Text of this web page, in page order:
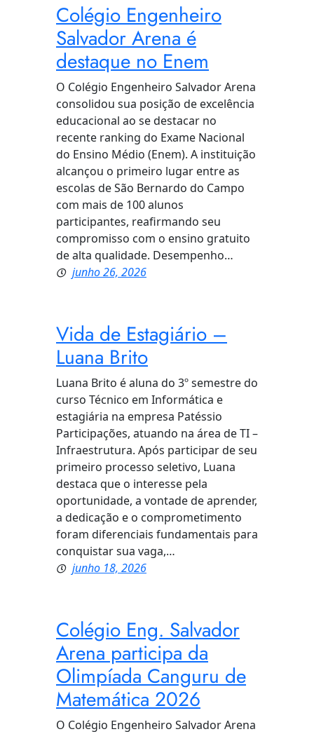
Colégio Engenheiro
Salvador Arena é
destaque no Enem
O Colégio Engenheiro Salvador Arena
consolidou sua posição de excelência
educacional ao se destacar no
recente ranking do Exame Nacional
do Ensino Médio (Enem). A instituição
alcançou o primeiro lugar entre as
escolas de São Bernardo do Campo
com mais de 100 alunos
participantes, reafirmando seu
compromisso com o ensino gratuito
de alta qualidade. Desempenho…
junho 26, 2026
Vida de Estagiário –
Luana Brito
Luana Brito é aluna do 3º semestre do
curso Técnico em Informática e
estagiária na empresa Patéssio
Participações, atuando na área de TI –
Infraestrutura. Após participar de seu
primeiro processo seletivo, Luana
destaca que o interesse pela
oportunidade, a vontade de aprender,
a dedicação e o comprometimento
foram diferenciais fundamentais para
conquistar sua vaga,…
junho 18, 2026
Colégio Eng. Salvador
Arena participa da
Olimpíada Canguru de
Matemática 2026
O Colégio Engenheiro Salvador Arena